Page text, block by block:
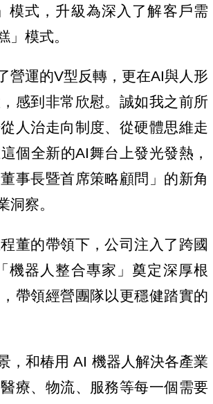
模式，升級為深入了解客戶需
模式。
營運的V型反轉，更在AI與人形
感到非常欣慰。誠如我之前所
人治走向制度、從硬體思維走
個全新的AI舞台上發光發熱，
事長暨首席策略顧問」的新角
洞察。
董的帶領下，公司注入了跨國
機器人整合專家」奠定深厚根
帶領經營團隊以更穩健踏實的
，和椿用 AI 機器人解決各產業
療、物流、服務等每一個需要